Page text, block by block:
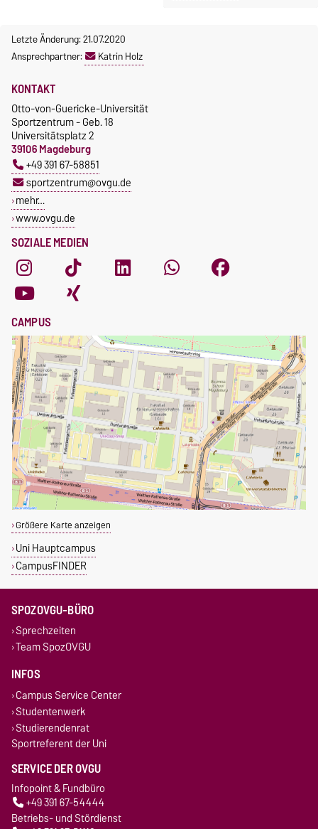
Letzte Änderung: 21.07.2020
Ansprechpartner:
Katrin Holz
SOZIALE MEDIEN
KONTAKT
Otto-von-Guericke-Universität
Sportzentrum - Geb. 18
Universitätsplatz 2
39106 Magdeburg
+49 391 67-58851
sportzentrum@ovgu.de
mehr…
www.ovgu.de
CAMPUS
Größere Karte anzeigen
Uni Hauptcampus
CampusFINDER
SPOZOVGU-BÜRO
Sprechzeiten
Team SpozOVGU
INFOS
Campus Service Center
Studentenwerk
Studierendenrat
Sportreferent der Uni
SERVICE DER OVGU
Infopoint & Fundbüro
+49 391 67-54444
Betriebs- und Stördienst